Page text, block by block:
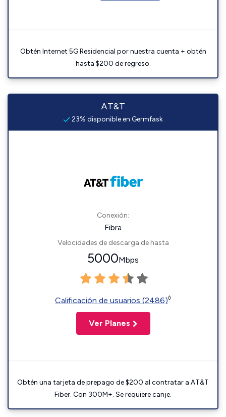
Obtén Internet 5G Residencial por nuestra cuenta + obtén
hasta $200 de regreso.
AT&T
23% disponible en Germfask
Conexión:
Fibra
Velocidades de descarga de hasta
5000Mbps
Calificación de usuarios (2486)◊
Ver Planes
Obtén una tarjeta de prepago de $200 al contratar a AT&T
Fiber. Con 300M+. Se requiere canje.